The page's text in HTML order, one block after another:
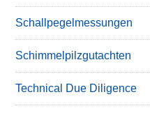
Schallpegelmessungen
Schimmelpilzgutachten
Technical Due Diligence